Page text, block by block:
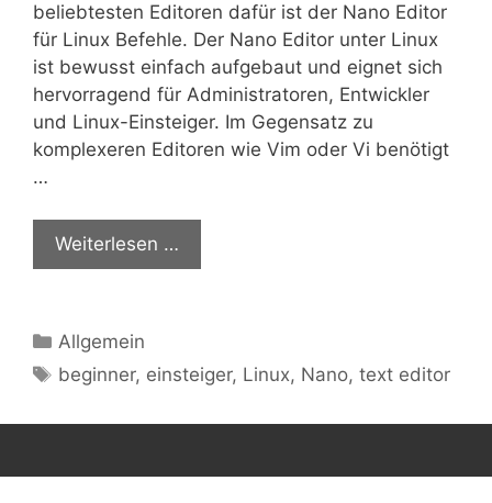
beliebtesten Editoren dafür ist der Nano Editor
für Linux Befehle. Der Nano Editor unter Linux
ist bewusst einfach aufgebaut und eignet sich
hervorragend für Administratoren, Entwickler
und Linux-Einsteiger. Im Gegensatz zu
komplexeren Editoren wie Vim oder Vi benötigt
…
Weiterlesen …
Kategorien
Allgemein
Schlagwörter
beginner, einsteiger, Linux, Nano,text editor